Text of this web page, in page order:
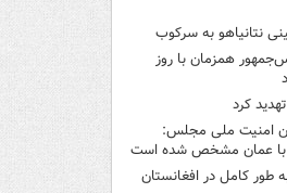
نتانیاهو به سرکوب
همزمان با روز
کرد
امنیت ملی مجلس:
با عمان مشخص شده است
طور کامل در افغانستان